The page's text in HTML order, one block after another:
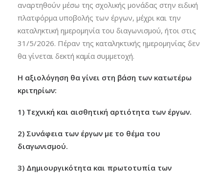
αναρτηθούν μέσω της σχολικής μονάδας στην ειδική
πλατφόρμα υποβολής των έργων, μέχρι και την
καταληκτική ημερομηνία του διαγωνισμού, ήτοι στις
31/5/2026. Πέραν της καταληκτικής ημερομηνίας δεν
θα γίνεται δεκτή καμία συμμετοχή.
Η αξιολόγηση θα γίνει στη βάση των κατωτέρω
κριτηρίων:
1) Τεχνική και αισθητική αρτιότητα των έργων.
2) Συνάφεια των έργων με το θέμα του
διαγωνισμού.
3) Δημιουργικότητα και πρωτοτυπία των